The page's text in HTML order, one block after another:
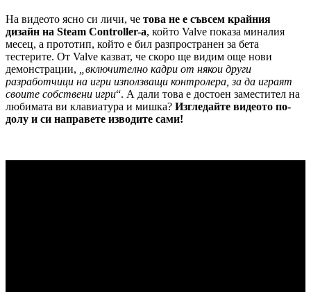
На видеото ясно си личи, че това не е съвсем крайния
дизайн на Steam Controller-а, който Valve показа миналия
месец, а прототип, който е бил разпространен за бета
тестерите. От Valve казват, че скоро ще видим още нови
демонстрации, „включително кадри от някои други
разработчици на игри използващи контролера, за да играят
своите собствени игри“. А дали това е достоен заместител на
любимата ви клавиатура и мишка? Изгледайте видеото по-
долу и си направете изводите сами!